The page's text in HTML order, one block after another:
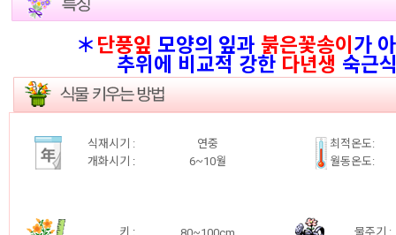
＊단풍잎 모양의 잎과 붉은꽃송이가
추위에 비교적 강한 다년생 숙근
식재시기 :
개화시기 :
연중
6~10월
최적온도:
월동온도: